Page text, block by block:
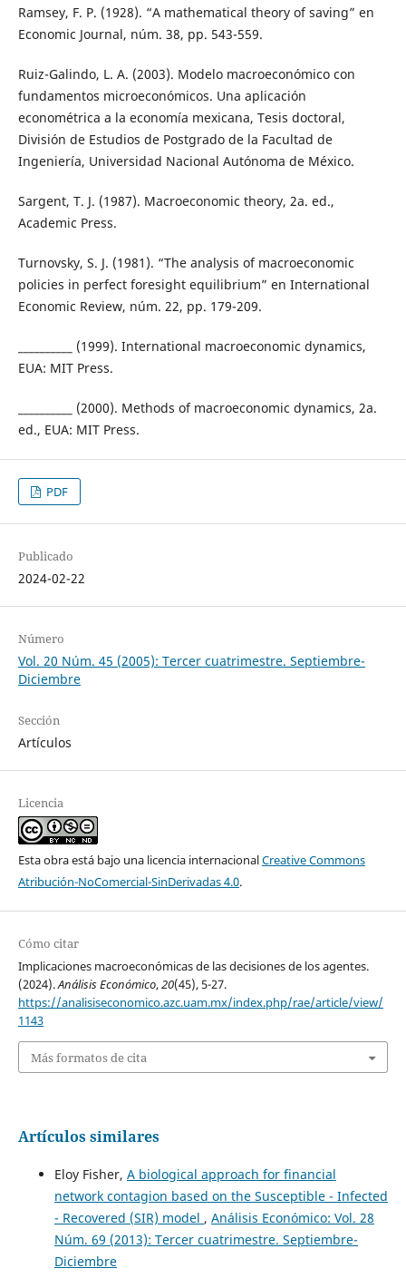
Ramsey, F. P. (1928). “A mathematical theory of saving” en
Economic Journal, núm. 38, pp. 543-559.
Ruiz-Galindo, L. A. (2003). Modelo macroeconómico con
fundamentos microeconómicos. Una aplicación
econométrica a la economía mexicana, Tesis doctoral,
División de Estudios de Postgrado de la Facultad de
Ingeniería, Universidad Nacional Autónoma de México.
Sargent, T. J. (1987). Macroeconomic theory, 2a. ed.,
Academic Press.
Turnovsky, S. J. (1981). “The analysis of macroeconomic
policies in perfect foresight equilibrium” en International
Economic Review, núm. 22, pp. 179-209.
__________ (1999). International macroeconomic dynamics,
EUA: MIT Press.
__________ (2000). Methods of macroeconomic dynamics, 2a.
ed., EUA: MIT Press.
PDF
Publicado
2024-02-22
Número
Vol. 20 Núm. 45 (2005): Tercer cuatrimestre. Septiembre-
Diciembre
Sección
Artículos
Licencia
Esta obra está bajo una licencia internacionalCreative Commons
Atribución-NoComercial-SinDerivadas 4.0.
Cómo citar
Implicaciones macroeconómicas de las decisiones de los agentes.
(2024).Análisis Económico,20(45), 5-27.
https://analisiseconomico.azc.uam.mx/index.php/rae/article/view/
1143
Más formatos de cita
Artículos similares
Eloy Fisher, A biological approach for financial
network contagion based on the Susceptible - Infected
- Recovered (SIR) model , Análisis Económico: Vol. 28
Núm. 69 (2013): Tercer cuatrimestre. Septiembre-
Diciembre